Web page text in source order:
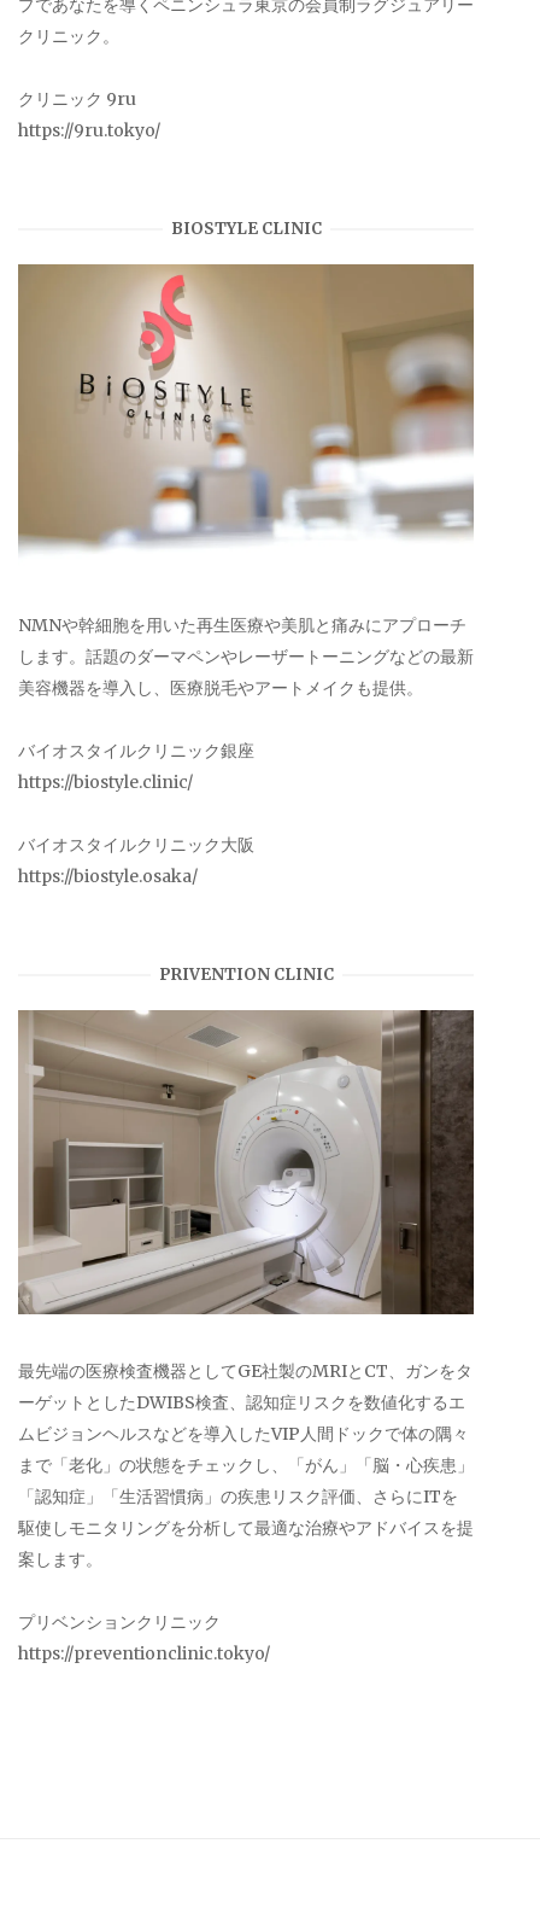
プであなたを導くペニンシュラ東京の会員制ラグジュアリー
クリニック。
クリニック 9ru
https://9ru.tokyo/
BIOSTYLE CLINIC
NMNや幹細胞を用いた再生医療や美肌と痛みにアプローチ
します。話題のダーマペンやレーザートーニングなどの最新
美容機器を導入し、医療脱毛やアートメイクも提供。
バイオスタイルクリニック銀座
https://biostyle.clinic/
バイオスタイルクリニック大阪
https://biostyle.osaka/
PRIVENTION CLINIC
最先端の医療検査機器としてGE社製のMRIとCT、ガンをタ
ーゲットとしたDWIBS検査、認知症リスクを数値化するエ
ムビジョンヘルスなどを導入したVIP人間ドックで体の隅々
まで「老化」の状態をチェックし、「がん」「脳・心疾患」
「認知症」「生活習慣病」の疾患リスク評価、さらにITを
駆使しモニタリングを分析して最適な治療やアドバイスを提
案します。
プリベンションクリニック
https://preventionclinic.tokyo/